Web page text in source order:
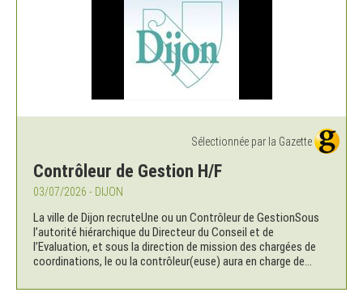
Sélectionnée par la Gazette
Contrôleur de Gestion H/F
03/07/2026 - DIJON
La ville de Dijon recruteUne ou un Contrôleur de GestionSous
l’autorité hiérarchique du Directeur du Conseil et de
l’Evaluation, et sous la direction de mission des chargées de
coordinations, le ou la contrôleur(euse) aura en charge de...